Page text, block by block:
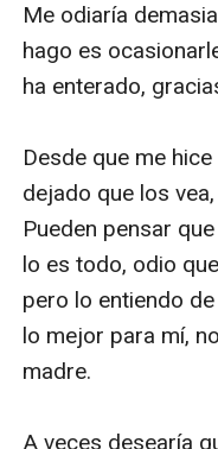
Me odiaría
hago es
ha enterado,
Desde que me
dejado que los
Pueden pensar
lo es todo, odio
pero lo entiendo
lo mejor para mí,
madre.
A veces desearía